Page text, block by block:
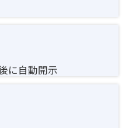
に自動開示